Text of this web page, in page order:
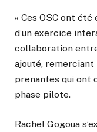
« Ces OSC ont été
d’un exercice
collaboration
ajouté,
prenantes qui ont
phase pilote.
Rachel Gogoua